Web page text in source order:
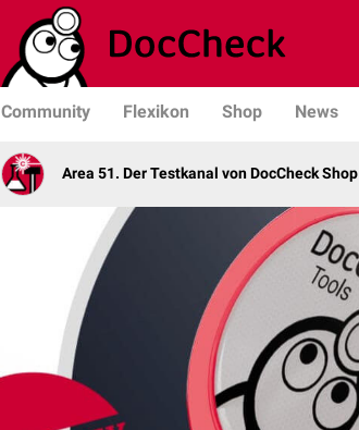
Community Flexikon Shop News
Area 51. Der Testkanal von DocCheck Shop